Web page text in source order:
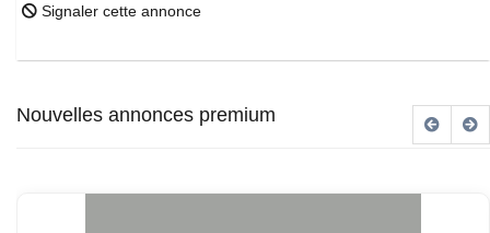
Signaler cette annonce
Nouvelles annonces premium